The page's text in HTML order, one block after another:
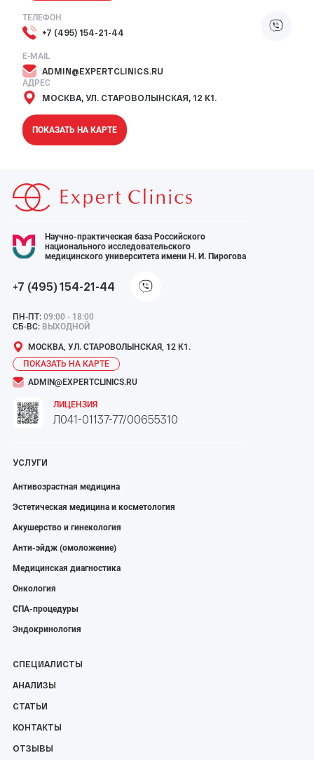
ТЕЛЕФОН
+7 (495) 154-21-44
E-MAIL
ADMIN@EXPERTCLINICS.RU
АДРЕС
МОСКВА, УЛ. СТАРОВОЛЫНСКАЯ, 12 К1.
ПОКАЗАТЬ НА КАРТЕ
Научно-практическая база Российского
национального исследовательского
медицинского университета имени Н. И. Пирогова
+7 (495) 154-21-44
ПН-ПТ: 09:00 - 18:00
СБ-ВС: ВЫХОДНОЙ
МОСКВА, УЛ. СТАРОВОЛЫНСКАЯ, 12 К1.
ПОКАЗАТЬ НА КАРТЕ
ADMIN@EXPERTCLINICS.RU
ЛИЦЕНЗИЯ
Л041-01137-77/00655310
УСЛУГИ
Антивозрастная медицина
Эстетическая медицина и косметология
Акушерство и гинекология
Анти-эйдж (омоложение)
Медицинская диагностика
Онкология
СПА-процедуры
Эндокринология
СПЕЦИАЛИСТЫ
АНАЛИЗЫ
СТАТЬИ
КОНТАКТЫ
ОТЗЫВЫ